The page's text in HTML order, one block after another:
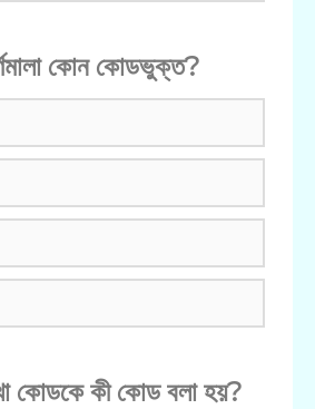
কোন কোডভুক্ত?
কোডকে কী কোড বলা হয়?